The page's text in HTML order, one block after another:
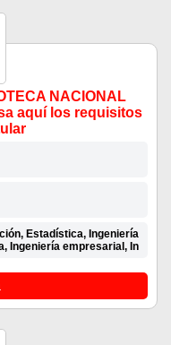
NACIONAL
aquí los requisitos
Estadística, Ingeniería
Ingeniería empresarial, In